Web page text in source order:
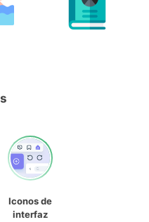
Iconos de
interfaz